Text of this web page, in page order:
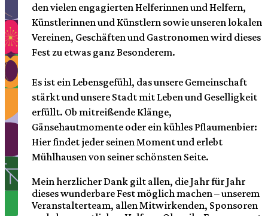
den vielen engagierten Helferinnen und Helfern,
Künstlerinnen und Künstlern sowie unseren lokalen
Vereinen, Geschäften und Gastronomen wird dieses
Fest zu etwas ganz Besonderem.
Es ist ein Lebensgefühl, das unsere Gemeinschaft
stärkt und unsere Stadt mit Leben und Geselligkeit
erfüllt. Ob mitreißende Klänge,
Gänsehautmomente oder ein kühles Pflaumenbier:
Hier findet jeder seinen Moment und erlebt
Mühlhausen von seiner schönsten Seite.
Mein herzlicher Dank gilt allen, die Jahr für Jahr
dieses wunderbare Fest möglich machen – unserem
Veranstalterteam, allen Mitwirkenden, Sponsoren